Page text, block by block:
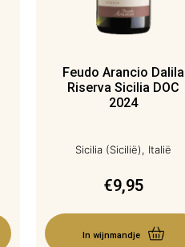
Feudo Arancio Dalila
Riserva Sicilia DOC
2024
Sicilia (Sicilië), Italië
€9,95
In wijnmandje